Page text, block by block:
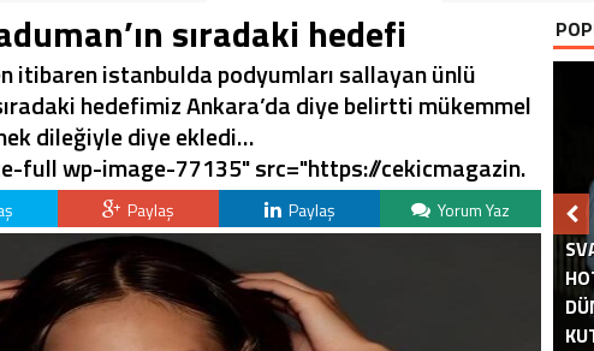
sıradaki hedefi
itibaren istanbulda podyumları sallayan ünlü
hedefimiz Ankara’da diye belirtti mükemmel
dileğiyle diye ekledi…
full wp-image-77135" src="https://cekicmagazin.
Paylaş Paylaş Yorum Yaz